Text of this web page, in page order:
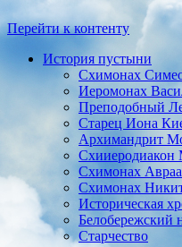
Перейти к контенту
История пустыни
Схимонах
Иеромонах
Преподобный
Старец Иона
Архимандрит
Схииеродиакон
Схимонах
Cхимонах
Историческая
Белобережский
Старчество